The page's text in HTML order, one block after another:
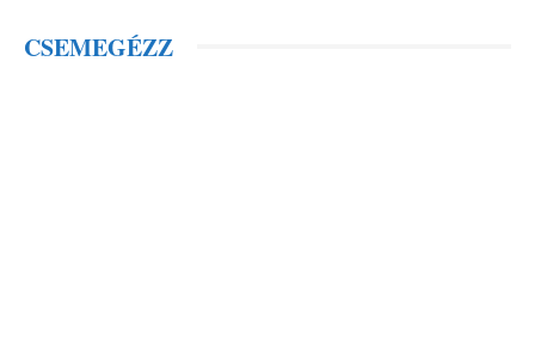
CSEMEGÉZZ